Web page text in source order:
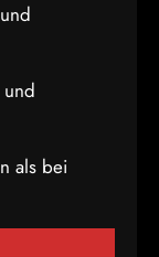
und
als bei